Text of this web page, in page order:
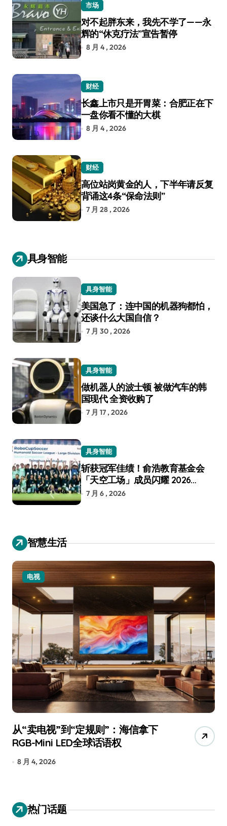
市场
对不起胖东来，我先不学了——永
辉的“休克疗法”宣告暂停
8 月 4 , 2026
财经
长鑫上市只是开胃菜：合肥正在下
一盘你看不懂的大棋
8 月 4 , 2026
财经
高位站岗黄金的人，下半年请反复
背诵这4条“保命法则”
7 月 28 , 2026
具身智能
具身智能
美国急了：连中国的机器狗都怕，
还谈什么大国自信？
7 月 30 , 2026
具身智能
做机器人的波士顿 被做汽车的韩
国现代 全资收购了
7 月 17 , 2026
具身智能
斩获冠军佳绩！俞浩教育基金会
「天空工场」成员闪耀 2026
RoboCup 机器人世界杯
7 月 6 , 2026
智慧生活
电视
从“卖电视”到“定规则”：海信拿下
RGB-Mini LED全球话语权
8 月 4, 2026
热门话题